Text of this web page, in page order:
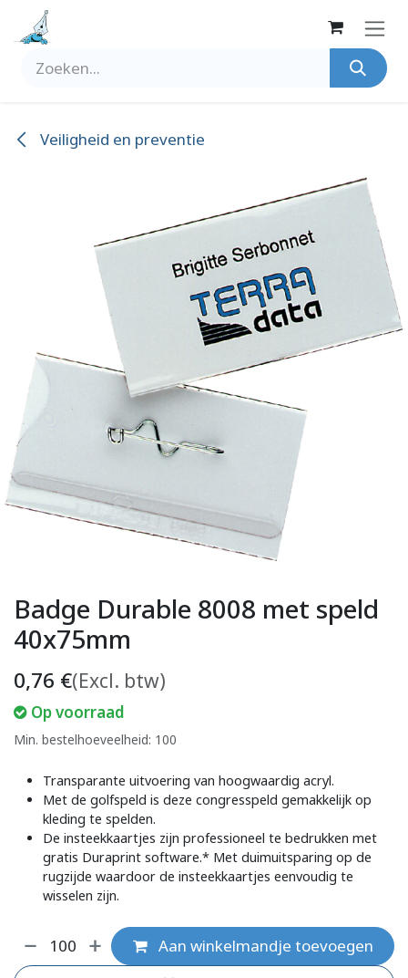
Overslaan naar inhoud
Veiligheid en preventie
Badge Durable 8008 met speld
40x75mm
0,76 €(Excl. btw)
Op voorraad
Min. bestelhoeveelheid: 100
Transparante uitvoering van hoogwaardig acryl.
Met de golfspeld is deze congresspeld gemakkelijk op
kleding te spelden.
De insteekkaartjes zijn professioneel te bedrukken met
gratis Duraprint software.* Met duimuitsparing op de
rugzijde waardoor de insteekkaartjes eenvoudig te
wisselen zijn.
Aan winkelmandje toevoegen